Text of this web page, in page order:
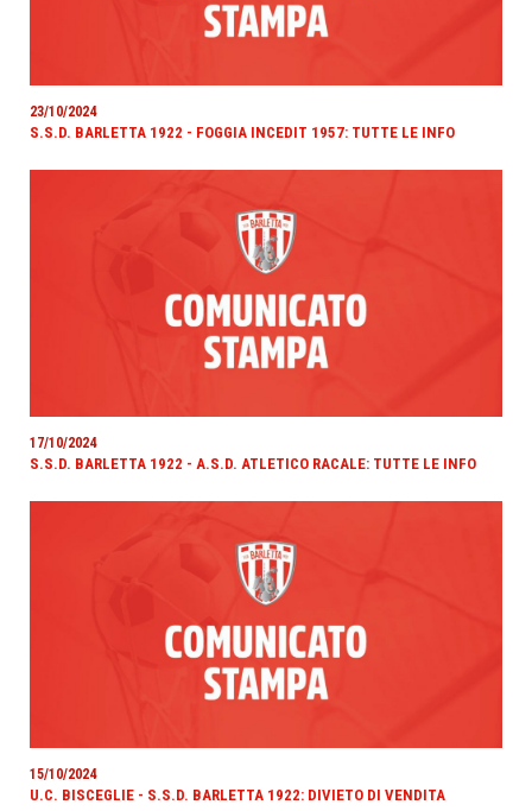
23/10/2024
S.S.D. BARLETTA 1922 - FOGGIA INCEDIT 1957: TUTTE LE INFO
17/10/2024
S.S.D. BARLETTA 1922 - A.S.D. ATLETICO RACALE: TUTTE LE INFO
15/10/2024
U.C. BISCEGLIE - S.S.D. BARLETTA 1922: DIVIETO DI VENDITA